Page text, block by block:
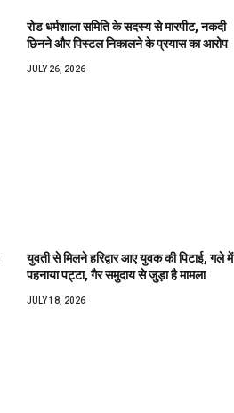
रोड धर्मशाला समिति के सदस्य से मारपीट, नकदी
छिनने और पिस्टल निकालने के प्रयास का आरोप
JULY 26, 2026
युवती से मिलने हरिद्वार आए युवक की पिटाई, गले में
पहनाया पट्टा, गैर समुदाय से जुड़ा है मामला
JULY 18, 2026